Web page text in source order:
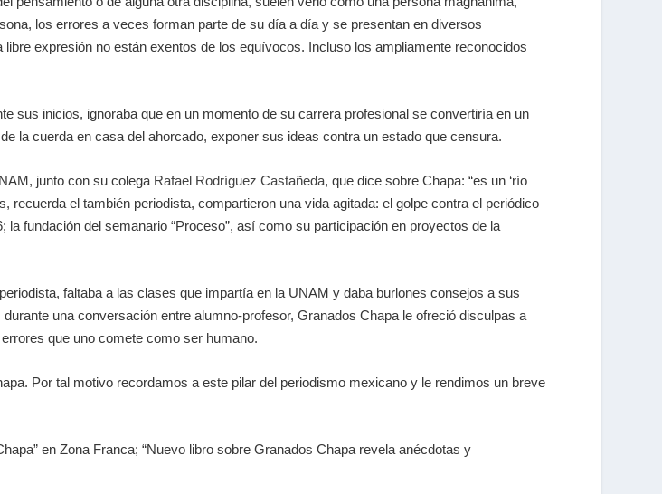
los errores a veces forman parte de su día a día y se presentan en diversos
expresión no están exentos de los equívocos. Incluso los ampliamente reconocidos
sus inicios, ignoraba que en un momento de su carrera profesional se convertiría en un
la cuerda en casa del ahorcado, exponer sus ideas contra un estado que censura.
junto con su colega Rafael Rodríguez Castañeda, que dice sobre Chapa: “es un ‘río
recuerda el también periodista, compartieron una vida agitada: el golpe contra el periódico
fundación del semanario “Proceso”, así como su participación en proyectos de la
faltaba a las clases que impartía en la UNAM y daba burlones consejos a sus
una conversación entre alumno-profesor, Granados Chapa le ofreció disculpas a
que uno comete como ser humano.
Por tal motivo recordamos a este pilar del periodismo mexicano y le rendimos un breve
en Zona Franca; “Nuevo libro sobre Granados Chapa revela anécdotas y